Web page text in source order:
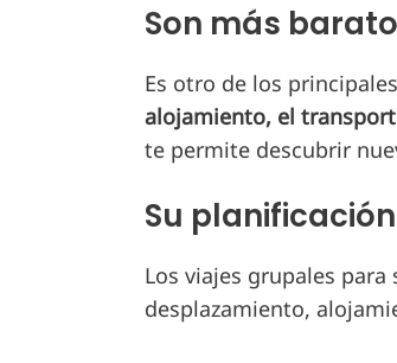
Son más
Es otro de los
alojamiento, el
te permite descubrir
Su
Los viajes grupales para
desplazamiento,